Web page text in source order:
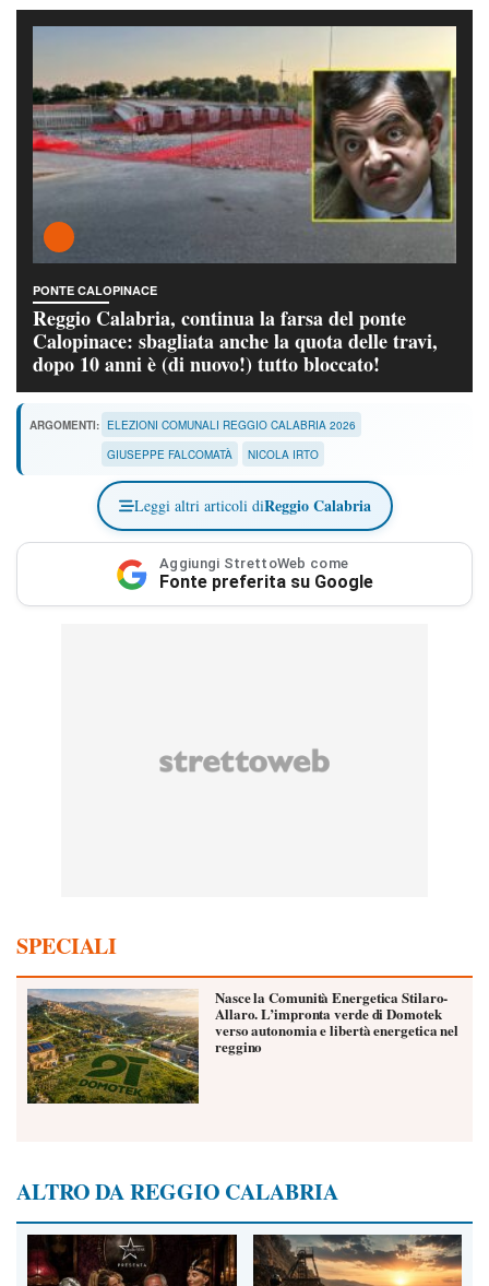
PONTE CALOPINACE
Reggio Calabria, continua la farsa del ponte
Calopinace: sbagliata anche la quota delle travi,
dopo 10 anni è (di nuovo!) tutto bloccato!
ARGOMENTI: ELEZIONI COMUNALI REGGIO CALABRIA 2026
GIUSEPPE FALCOMATÀ
NICOLA IRTO
Leggi altri articoli diReggio Calabria
Aggiungi StrettoWeb come
Fonte preferita su Google
SPECIALI
Nasce la Comunità Energetica Stilaro-
Allaro. L’impronta verde di Domotek
verso autonomia e libertà energetica nel
reggino
ALTRO DA REGGIO CALABRIA